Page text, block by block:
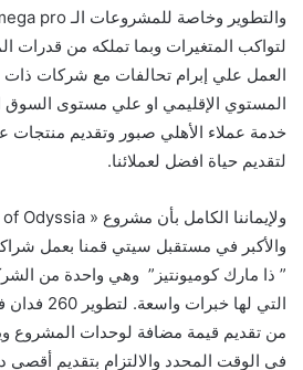
والتطوير وخاصة للمشروعات الـ pro
لتواكب المتغيرات وبما تملكه من قدرات
العمل علي إبرام تحالفات مع شركات
المستوي الإقليمي او علي مستوى
خدمة عملاء الأهلي صبور وتقديم منتجات
لتقديم حياة افضل لعملائنا.
ولإيماننا الكامل بأن مشروع « Odyssia
والأكبر في مستقبل سيتي قمنا بعمل
” ذا مارك كوميونتيز ” وهي واحدة من
التي لها
من تقديم قيمة مضافة لوحدات المشروع
في الوقت المحدد والالتزام بتقديم أقصي